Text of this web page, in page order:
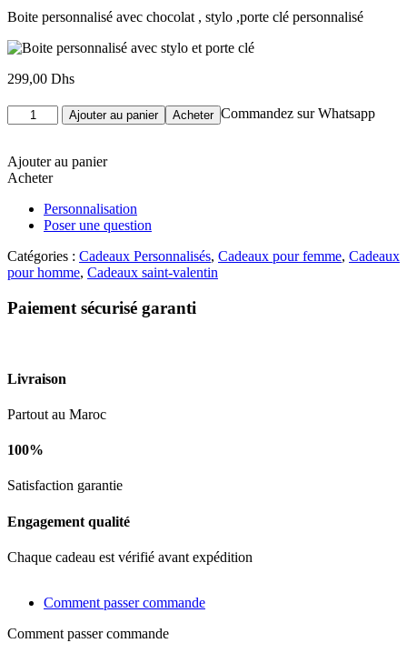
Boite personnalisé avec chocolat , stylo ,porte clé personnalisé
299,00 Dhs
quantité
de
personnalisé
avec
porte
Ajouter au panier Acheter Commandez sur Whatsapp
Ajouter au panier
Acheter
Personnalisation
Poser une question
Catégories : Cadeaux Personnalisés, Cadeaux pour femme, Cadeaux
pour homme, Cadeaux saint-valentin
Paiement sécurisé garanti
Livraison
Partout au Maroc
100%
Satisfaction garantie
Engagement qualité
Chaque cadeau est vérifié avant expédition
Comment passer commande
Comment passer commande